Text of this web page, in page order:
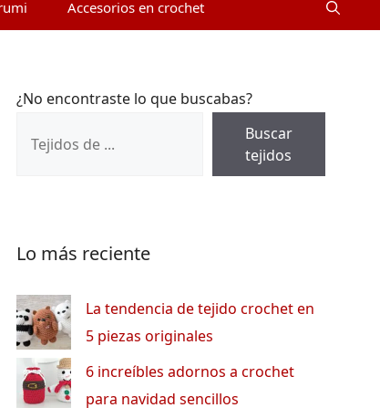
Accesorios en crochet
¿No encontraste lo que buscabas?
Buscar
tejidos
Lo más reciente
La tendencia de tejido crochet en
5 piezas originales
6 increíbles adornos a crochet
para navidad sencillos